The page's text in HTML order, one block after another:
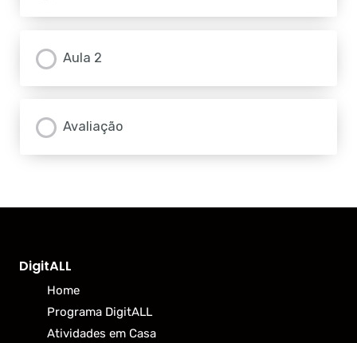
Aula 2
Avaliação
DigitALL
Home
Programa DigitALL
Atividades em Casa